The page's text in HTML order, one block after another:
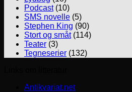
Podcast(10)
SMS novelle (5)
Stephen King (90)
Stort og småt(114)
Teater (3)
Tegneserier (132)
Antikvariat.net